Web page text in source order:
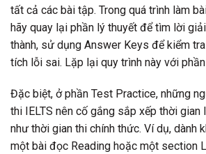
tất cả các bài tập. Trong quá trình làm
hãy quay lại phần lý thuyết để tìm lời
thành, sử dụng Answer Keys để kiểm
tích lỗi sai. Lặp lại quy trình này với
Đặc biệt, ở phần Test Practice, những
thi IELTS nên cố gắng sắp xếp thời gian
như thời gian thi chính thức. Ví dụ, dành
một bài đọc Reading hoặc một section